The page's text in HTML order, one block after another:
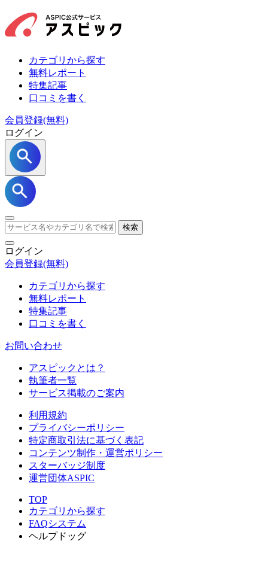
カテゴリから探す
無料レポート
特集記事
口コミを書く
会員登録(無料)
ログイン
検索
ログイン
会員登録(無料)
カテゴリから探す
無料レポート
特集記事
口コミを書く
お問い合わせ
アスピックとは？
執筆者一覧
サービス掲載のご案内
利用規約
プライバシーポリシー
特定商取引法に基づく表記
コンテンツ制作・運営ポリシー
スターバッジ制度
運営団体ASPIC
TOP
カテゴリから探す
FAQシステム
ヘルプドッグ